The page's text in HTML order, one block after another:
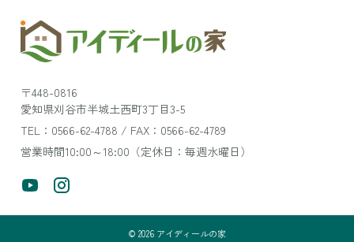
〒448-0816
愛知県刈谷市半城土西町3丁目3-5
TEL：0566-62-4788 / FAX：0566-62-4789
営業時間10:00～18:00（定休日：毎週水曜日）
© 2026 アイディールの家